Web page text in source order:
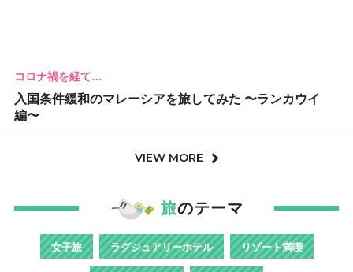
コロナ禍を経て…
入国条件緩和のマレーシアを旅してみた 〜ランカウイ
編〜
VIEW MORE
旅のテーマ
女子旅 ラグジュアリーホテル リゾート満喫